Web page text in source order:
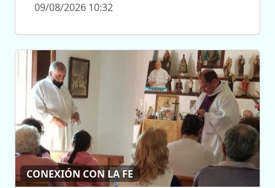
09/08/2026 10:32
CONEXIÓN CON LA FE